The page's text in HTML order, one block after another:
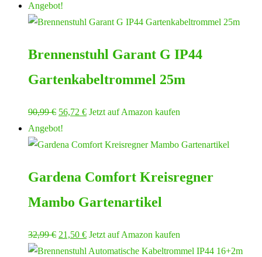
Angebot!
Brennenstuhl Garant G IP44
Gartenkabeltrommel 25m
90,99€ Ursprünglicher
Preis
war:
56,72 €Aktueller
ist:
Jetzt auf Amazon kaufen
Angebot!
Gardena Comfort Kreisregner
Mambo Gartenartikel
32,99€ Ursprünglicher
Preis
21,50 €Aktueller
Preis
Jetzt auf Amazon kaufen